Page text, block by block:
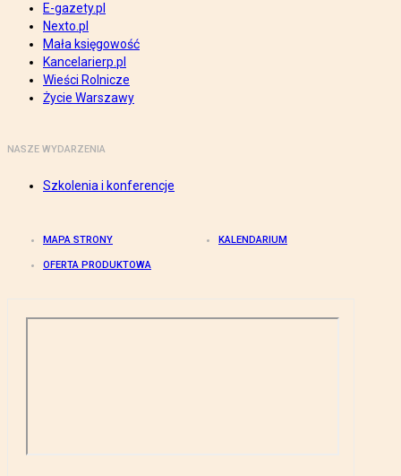
E-gazety.pl
Nexto.pl
Mała księgowość
Kancelarierp.pl
Wieści Rolnicze
Życie Warszawy
NASZE WYDARZENIA
Szkolenia i konferencje
MAPA STRONY KALENDARIUM
OFERTA PRODUKTOWA